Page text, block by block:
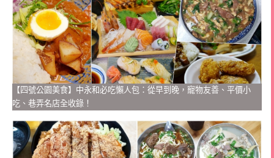
【四號公園美食】中永和必吃懶人包：從早到晚，寵物友善、平價小
吃、巷弄名店全收錄！